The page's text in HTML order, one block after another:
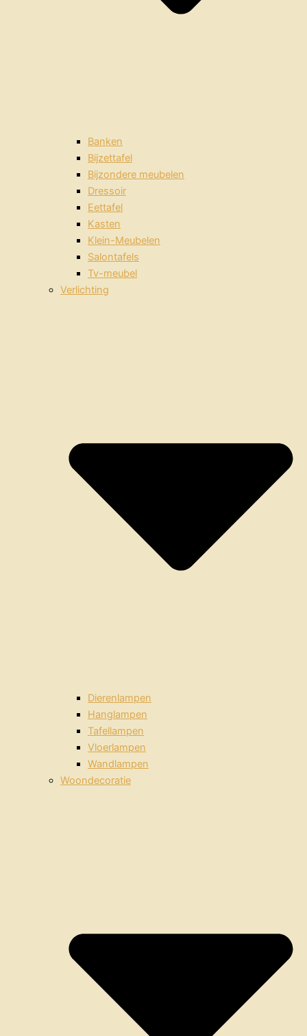
Banken
Bijzettafel
Bijzondere meubelen
Dressoir
Eettafel
Kasten
Klein-Meubelen
Salontafels
Tv-meubel
Verlichting
Dierenlampen
Hanglampen
Tafellampen
Vloerlampen
Wandlampen
Woondecoratie